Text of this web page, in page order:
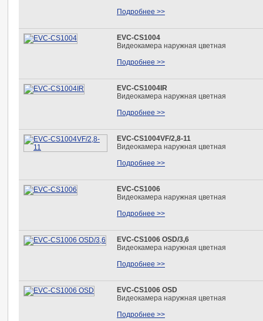
Подробнее >>
EVC-CS1004
Видеокамера наружная цветная
Подробнее >>
EVC-CS1004IR
Видеокамера наружная цветная
Подробнее >>
EVC-CS1004VF/2,8-11
Видеокамера наружная цветная
Подробнее >>
EVC-CS1006
Видеокамера наружная цветная
Подробнее >>
EVC-CS1006 OSD/3,6
Видеокамера наружная цветная
Подробнее >>
EVC-CS1006 OSD
Видеокамера наружная цветная
Подробнее >>